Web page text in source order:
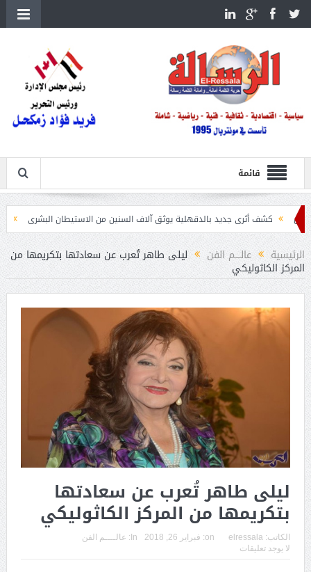
قائمة
أثرى جديد بالدقهلية يوثق آلاف السنين من الاستيطان البشرى اتحاد الكرة يطلب
الرئيسية عالــــم الفن ليلى طاهر تُعرب عن سعادتها بتكريمها من
المركز الكاثوليكي
ليلى طاهر تُعرب عن سعادتها
بتكريمها من المركز الكاثوليكي
الكاتب: elressala
on: فبراير 26, 2018 In: عالــــم الفن
لا يوجد تعليقات